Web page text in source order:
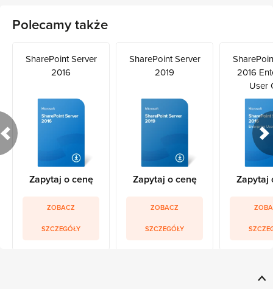
Polecamy także
SharePoint Server
2016
Zapytaj o cenę
ZOBACZ
SZCZEGÓŁY
SharePoint Server
2019
Zapytaj o cenę
ZOBACZ
SZCZEGÓŁY
2016
User
Zapytaj